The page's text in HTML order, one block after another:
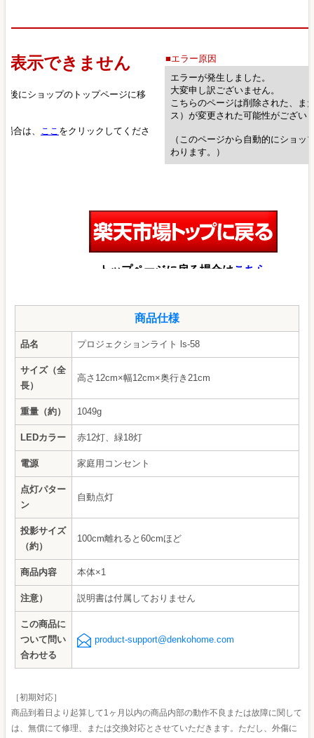
商品仕様
品名 プロジェクションライト ls-58
サイズ（全
長）
高さ12cm×幅12cm×奥行き21cm
重量（約） 1049g
LEDカラー 赤12灯、緑18灯
電源 家庭用コンセント
点灯パター
ン
自動点灯
投影サイズ
（約）
100cm離れると60cmほど
商品内容 本体×1
注意） 説明書は付属しておりません
この商品に
ついて問い
合わせる
product-support@denkohome.com
［初期対応］
商品到着日より起算して1ヶ月以内の商品内部の動作不良または故障に関して
は、無償にて修理、または交換対応とさせていただきます。ただし、外傷に